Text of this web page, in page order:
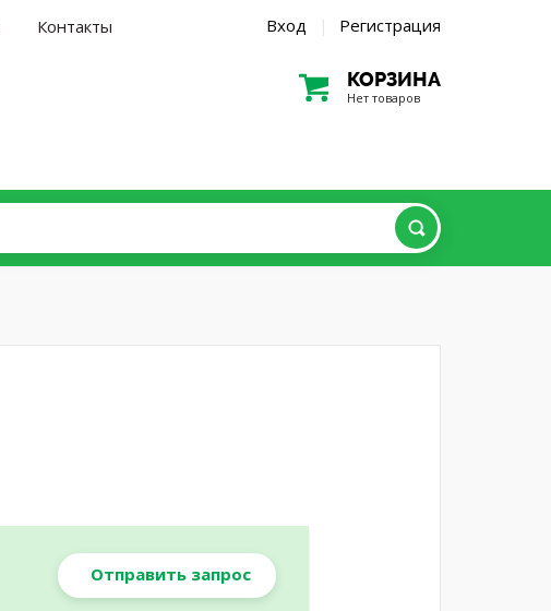
Контакты Вход | Регистрация
КОРЗИНА
Нет товаров
Отправить запрос